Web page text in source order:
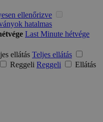
ellenőrizve
hatalmas
Last Minute hétvége
ellátás Teljes ellátás
Reggeli Reggeli
Ellátás